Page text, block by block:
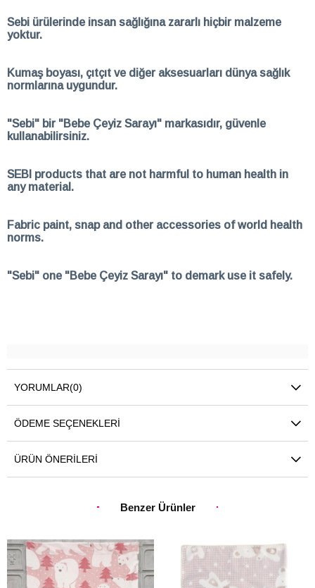
Sebi ürülerinde insan sağlığına zararlı hiçbir malzeme
yoktur.
Kumaş boyası, çıtçıt ve diğer aksesuarları dünya sağlık
normlarına uygundur.
"Sebi" bir "Bebe Çeyiz Sarayı" markasıdır, güvenle
kullanabilirsiniz.
SEBI products that are not harmful to human health in
any material.
Fabric paint, snap and other accessories of world health
norms.
"Sebi" one "Bebe Çeyiz Sarayı" to demark use it safely.
YORUMLAR(0)
ÖDEME SEÇENEKLERI
ÜRÜN ÖNERILERI
Benzer Ürünler